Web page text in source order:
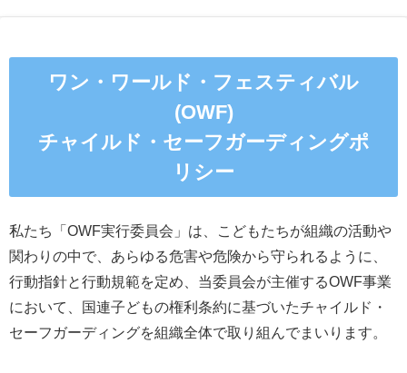
ワン・ワールド・フェスティバル
(OWF)
チャイルド・セーフガーディングポ
リシー
私たち「OWF実行委員会」は、こどもたちが組織の活動や
関わりの中で、あらゆる危害や危険から守られるように、
行動指針と行動規範を定め、当委員会が主催するOWF事業
において、国連子どもの権利条約に基づいたチャイルド・
セーフガーディングを組織全体で取り組んでまいります。